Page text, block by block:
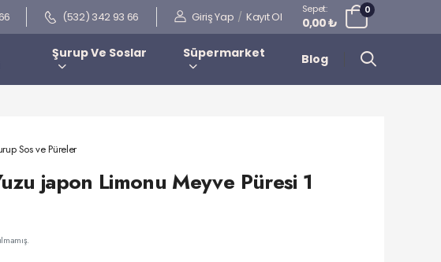
(532) 342 93 66 Giriş Yap / Kayıt Ol
Sepet:
0,00 ₺
0
Şurup Ve Soslar Süpermarket Blog
Sos ve Püreler
japon Limonu Meyve Püresi 1